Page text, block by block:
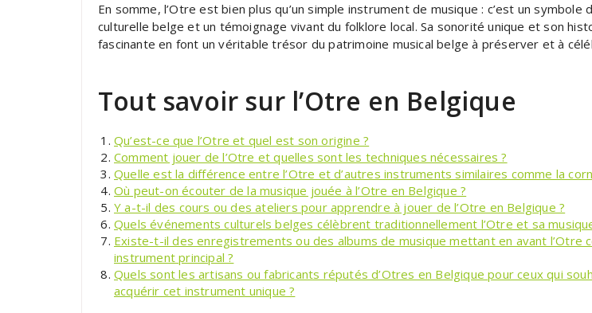
En somme, l’Otre est bien plus qu’un simple instrument de musique : c’est un symbole
culturelle belge et un témoignage vivant du folklore local. Sa sonorité unique et son
fascinante en font un véritable trésor du patrimoine musical belge à préserver et à
Tout savoir sur l’Otre en Belgique
Qu’est-ce que l’Otre et quel est son origine ?
Comment jouer de l’Otre et quelles sont les techniques nécessaires ?
Quelle est la différence entre l’Otre et d’autres instruments similaires comme la
Où peut-on écouter de la musique jouée à l’Otre en Belgique ?
Y a-t-il des cours ou des ateliers pour apprendre à jouer de l’Otre en Belgique ?
Quels événements culturels belges célèbrent traditionnellement l’Otre et sa
Existe-t-il des enregistrements ou des albums de musique mettant en avant l’Otre
instrument principal ?
Quels sont les artisans ou fabricants réputés d’Otres en Belgique pour ceux qui
acquérir cet instrument unique ?